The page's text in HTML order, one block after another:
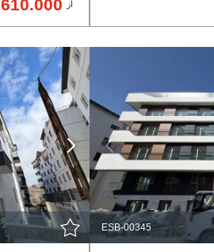
از 610.000
بگیرید
ESB-00345